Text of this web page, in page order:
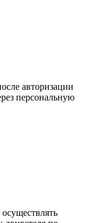
авторизации
персональную